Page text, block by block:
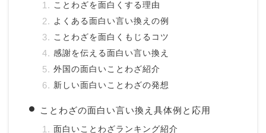
ことわざを面白くする理由
よくある面白い言い換えの例
ことわざを面白くもじるコツ
感謝を伝える面白い言い換え
外国の面白いことわざ紹介
新しい面白いことわざの発想
ことわざの面白い言い換え具体例と応用
面白いことわざランキング紹介